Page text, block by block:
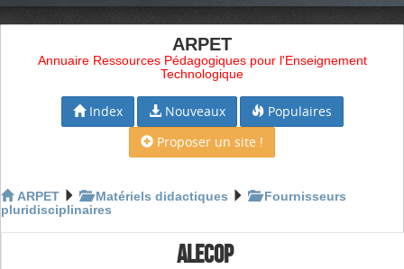
ARPET
Annuaire Ressources Pédagogiques pour l'Enseignement
Technologique
Index Nouveaux
Populaires
Proposer un site !
ARPET Matériels didactiques
Fournisseurs
pluridisciplinaires
ALECOP